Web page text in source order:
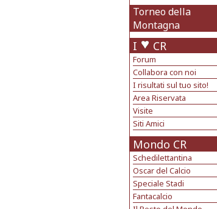
Torneo della
Montagna
I CR
Forum
Collabora con noi
I risultati sul tuo sito!
Area Riservata
Visite
Siti Amici
Mondo CR
Schedilettantina
Oscar del Calcio
Speciale Stadi
Fantacalcio